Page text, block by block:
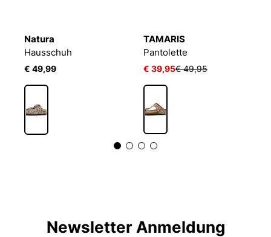
Natura
Hausschuh
€ 49,99
TAMARIS
Pantolette
€ 39,95€ 49,95
Newsletter Anmeldung